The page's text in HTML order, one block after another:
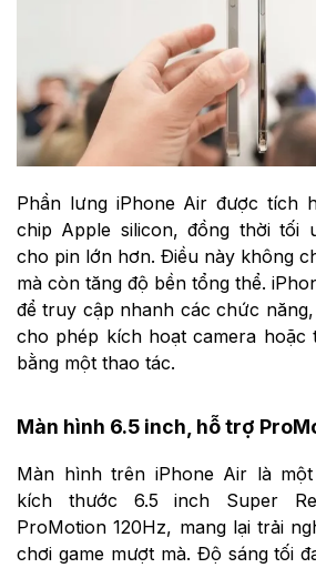
Phần lưng iPhone Air được tích
chip Apple silicon, đồng thời tối
cho pin lớn hơn. Điều này không
mà còn tăng độ bền tổng thể.
để truy cập nhanh các chức
cho phép kích hoạt camera
bằng một thao tác.
Màn hình 6.5 inch, hỗ trợ
Màn hình trên iPhone Air là
kích thước 6.5 inch Super
ProMotion 120Hz, mang lại trải
chơi game mượt mà. Độ sáng tối